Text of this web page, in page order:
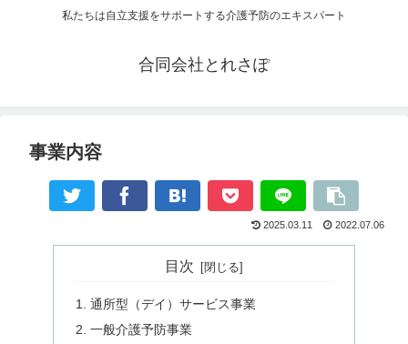
私たちは自立支援をサポートする介護予防のエキスパート
合同会社とれさぽ
事業内容
2025.03.11 2022.07.06
目次
通所型（デイ）サービス事業
一般介護予防事業